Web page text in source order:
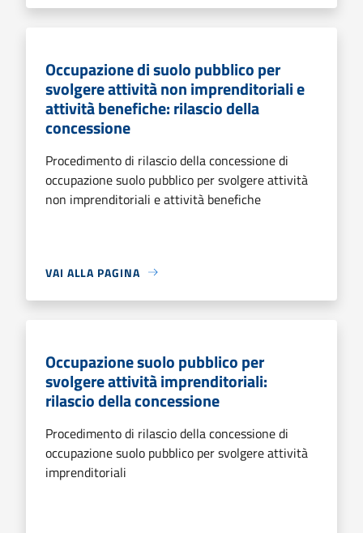
Occupazione di suolo pubblico per
svolgere attività non imprenditoriali e
attività benefiche: rilascio della
concessione
Procedimento di rilascio della concessione di
occupazione suolo pubblico per svolgere attività
non imprenditoriali e attività benefiche
VAI ALLA PAGINA
Occupazione suolo pubblico per
svolgere attività imprenditoriali:
rilascio della concessione
Procedimento di rilascio della concessione di
occupazione suolo pubblico per svolgere attività
imprenditoriali